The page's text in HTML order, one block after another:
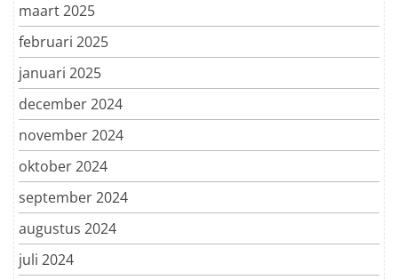
maart 2025
februari 2025
januari 2025
december 2024
november 2024
oktober 2024
september 2024
augustus 2024
juli 2024